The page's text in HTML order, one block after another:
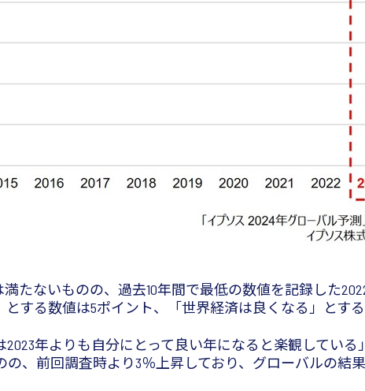
たないものの、過去10年間で最低の数値を記録した
する数値は5ポイント、「世界経済は良くなる」とす
年よりも自分にとって良い年になると楽観してい
、前回調査時より3％上昇しており、グローバルの結